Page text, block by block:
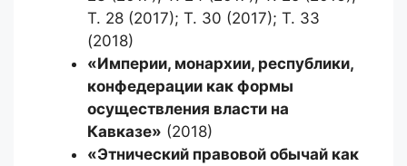
Т. 28 (2017); Т. 30 (2017); Т. 33
(2018)
«Империи, монархии, республики,
конфедерации как формы
осуществления власти на
Кавказе» (2018)
«Этнический правовой обычай как